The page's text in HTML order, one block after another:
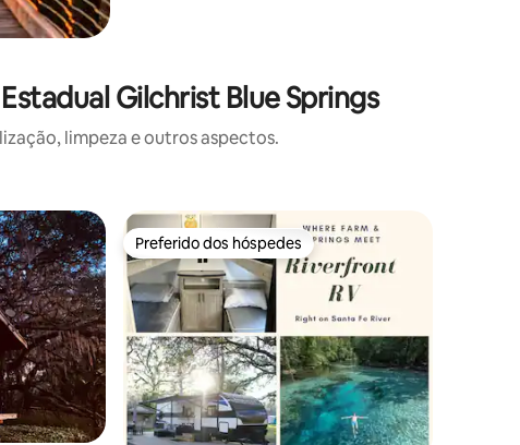
Gilchrist Blue Springs
limpeza e outros aspectos.
Preferido dos hóspedes
Preferido dos hóspedes